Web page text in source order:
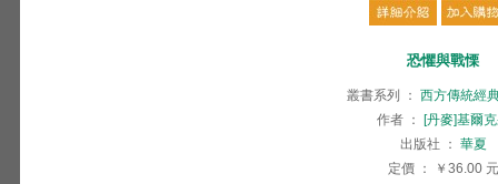
恐懼與戰慄
叢書系列 ： 西方傳統經
作者 ：
[丹麥]基爾
出版社
： 華夏
定價 ： ￥36.00 元